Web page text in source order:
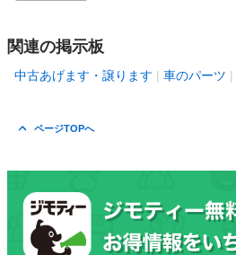
関連の掲示板
中古あげます・譲ります 車のパーツ
ページTOPへ